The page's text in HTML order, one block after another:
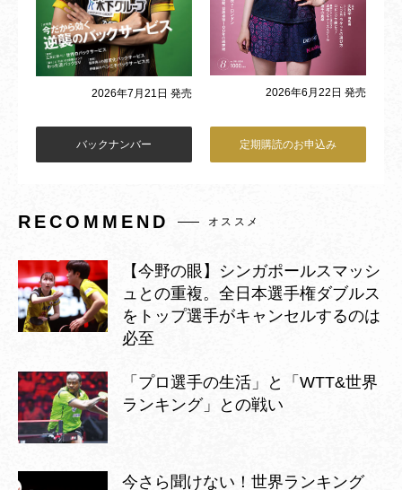
2026年7月21日 発売 2026年6月22日 発売
バックナンバー 定期購読のお申込み
RECOMMEND オススメ
【今野の眼】シンガポールスマッシ
ュとの重複。全日本選手権ダブルス
をトップ選手がキャンセルするのは
必至
「プロ選手の生活」と「WTT&世界
ランキング」との戦い
今さら聞けない！世界ランキング